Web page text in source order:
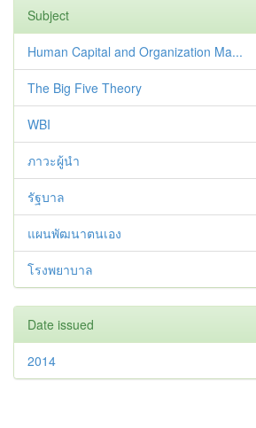
Subject
Human Capital and Organization Ma...
The Big Five Theory
WBI
ภาวะผู้นำ
รัฐบาล
แผนพัฒนาตนเอง
โรงพยาบาล
Date issued
2014